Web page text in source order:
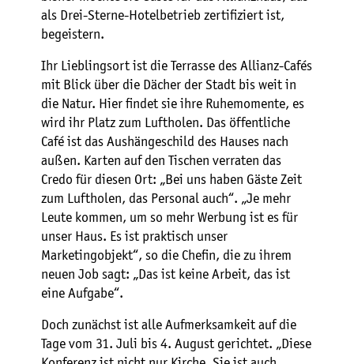
als Drei-Sterne-Hotelbetrieb zertifiziert ist,
begeistern.
Ihr Lieblingsort ist die Terrasse des Allianz-Cafés
mit Blick über die Dächer der Stadt bis weit in
die Natur. Hier findet sie ihre Ruhemomente, es
wird ihr Platz zum Luftholen. Das öffentliche
Café ist das Aushängeschild des Hauses nach
außen. Karten auf den Tischen verraten das
Credo für diesen Ort: „Bei uns haben Gäste Zeit
zum Luftholen, das Personal auch“. „Je mehr
Leute kommen, um so mehr Werbung ist es für
unser Haus. Es ist praktisch unser
Marketingobjekt“, so die Chefin, die zu ihrem
neuen Job sagt: „Das ist keine Arbeit, das ist
eine Aufgabe“.
Doch zunächst ist alle Aufmerksamkeit auf die
Tage vom 31. Juli bis 4. August gerichtet. „Diese